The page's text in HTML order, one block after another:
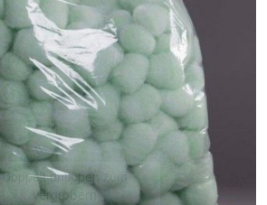
Doppelt antippen zum
vergrößern